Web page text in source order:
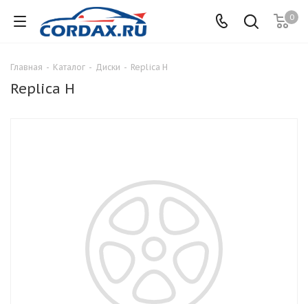
0
Главная - Каталог - Диски - Replica H
Replica H